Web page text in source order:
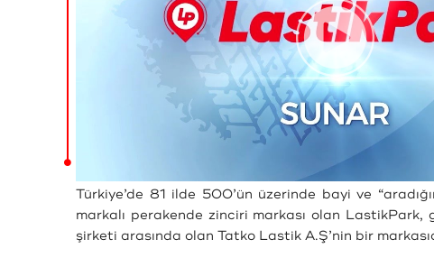
Türkiye’de 81 ilde 500’ün üzerinde bayi ve
markalı perakende zinciri markası olan LastikPark,
şirketi arasında olan Tatko Lastik A.Ş’nin bir